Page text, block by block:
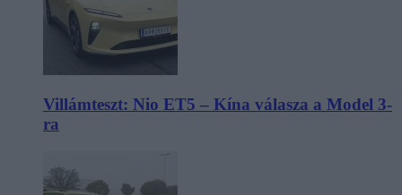
Villámteszt: Nio ET5 – Kína válasza a Model 3-
ra